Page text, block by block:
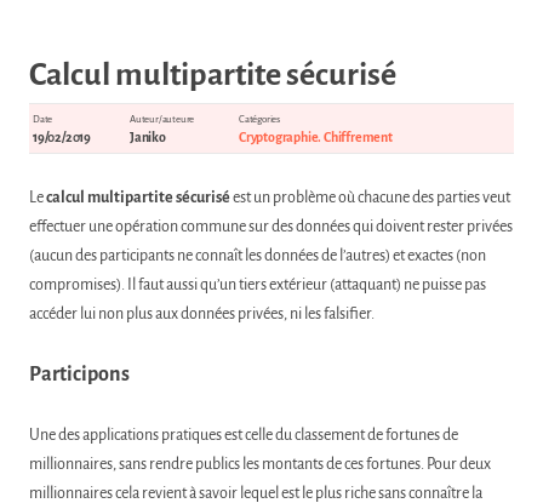
Calcul multipartite sécurisé
Date Auteur/auteure Catégories
19/02/2019 Janiko Cryptographie. Chiffrement
Lecalcul multipartite sécuriséest un problème où chacune des parties veut
effectuer une opération commune sur des données qui doivent rester privées
(aucun des participants ne connaît les données de l’autres) et exactes (non
compromises). Il faut aussi qu’un tiers extérieur (attaquant) ne puisse pas
accéder lui non plus aux données privées, ni les falsifier.
Participons
Une des applications pratiques est celle du classement de fortunes de
millionnaires, sans rendre publics les montants de ces fortunes. Pour deux
millionnaires cela revient à savoir lequel est le plus riche sans connaître la